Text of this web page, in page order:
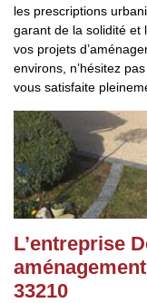
les prescriptions
garant de la solidité et
vos projets
environs, n’hésitez
vous satisfaite
L’entreprise
33210